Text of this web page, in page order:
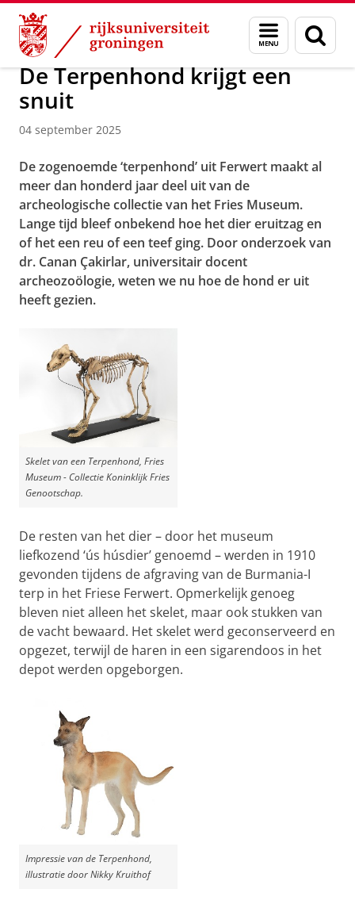
Skip
Content
Skip
Navigation
Menu
en
zoeken
Over ons Actueel
De Terpenhond krijgt een
snuit
04 september 2025
De zogenoemde ‘terpenhond’ uit Ferwert maakt al
meer dan honderd jaar deel uit van de
archeologische collectie van het Fries Museum.
Lange tijd bleef onbekend hoe het dier eruitzag en
of het een reu of een teef ging. Door onderzoek van
dr. Canan Çakirlar, universitair docent
archeozoölogie, weten we nu hoe de hond er uit
heeft gezien.
Skelet van een Terpenhond, Fries
Museum - Collectie Koninklijk Fries
Genootschap.
De resten van het dier – door het museum
liefkozend ‘ús húsdier’ genoemd – werden in 1910
gevonden tijdens de afgraving van de Burmania-I
terp in het Friese Ferwert. Opmerkelijk genoeg
bleven niet alleen het skelet, maar ook stukken van
de vacht bewaard. Het skelet werd geconserveerd en
opgezet, terwijl de haren in een sigarendoos in het
depot werden opgeborgen.
Impressie van de Terpenhond,
illustratie door Nikky Kruithof